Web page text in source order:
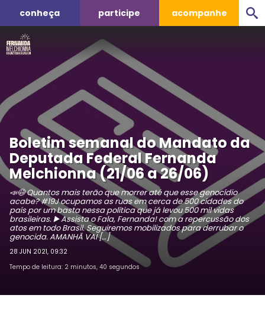
conheça participe acompanhe
Boletim semanal do Mandato da
Deputada Federal Fernanda
Melchionna (21/06 a 26/06)
📣😷 Quantos mais terão que morrer até que esse genocídio
acabe? #19J ocupamos as ruas em cerca de 500 cidades do
país por um basta nessa política que já levou 500 mil vidas
brasileiras. ▶️ Assista o Fala, Fernanda! com a repercussão dos
atos em todo Brasil. Seguiremos mobilizados para derrubar o
genocida. AMANHÃ VAI […]
28 JUN 2021, 09:32
Tempo de leitura: 2 minutos, 40 segundos